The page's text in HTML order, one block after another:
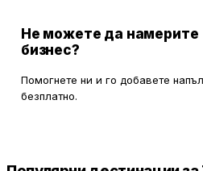
Не можете да намерите
бизнес?
Помогнете ни и го добавете
безплатно.